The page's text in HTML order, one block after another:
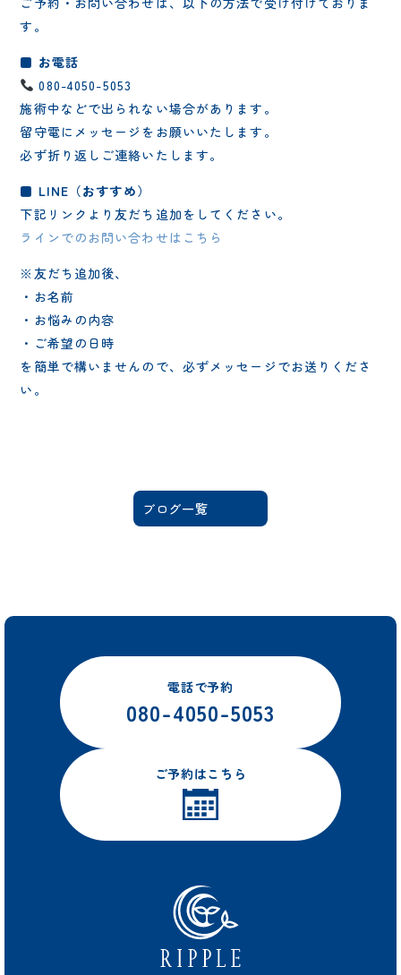
す。
■ お電話
080-4050-5053
施術中などで出られない場合があります。
留守電にメッセージをお願いいたします。
必ず折り返しご連絡いたします。
■ LINE（おすすめ）
下記リンクより友だち追加をしてください。
ラインでのお問い合わせはこちら
※友だち追加後、
・お名前
・お悩みの内容
・ご希望の日時
を簡単で構いませんので、必ずメッセージでお送りくださ
い。
ブログ一覧
電話で予約
080-4050-5053
ご予約はこちら